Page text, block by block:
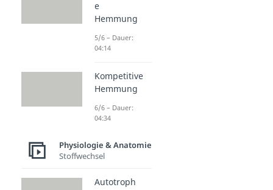
e
Hemmung
5/6 – Dauer:
04:14
Kompetitive
Hemmung
6/6 – Dauer:
04:34
Physiologie & Anatomie
Stoffwechsel
Autotroph